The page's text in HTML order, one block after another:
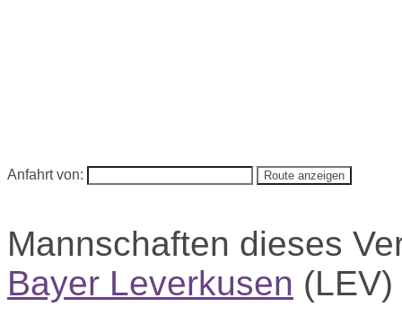
Anfahrt von:
Mannschaften dieses
Bayer Leverkusen (LEV)